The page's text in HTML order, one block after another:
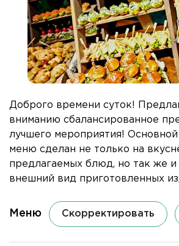
Доброго времени суток!
вниманию сбалансированное
лучшего мероприятия!
меню сделан не только на
предлагаемых блюд, но так же и
внешний вид приготовленных
Меню Скорректировать